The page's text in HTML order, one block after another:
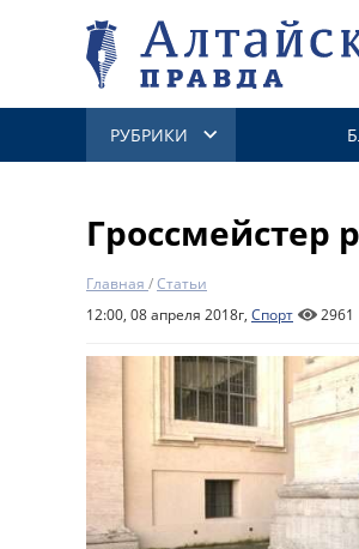
РУБРИКИ
Гроссмейстер
Главная /Статьи
12:00, 08 апреля 2018г, Спорт 2961